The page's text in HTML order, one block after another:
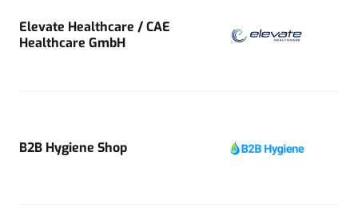
Elevate Healthcare / CAE
Healthcare GmbH
B2B Hygiene Shop